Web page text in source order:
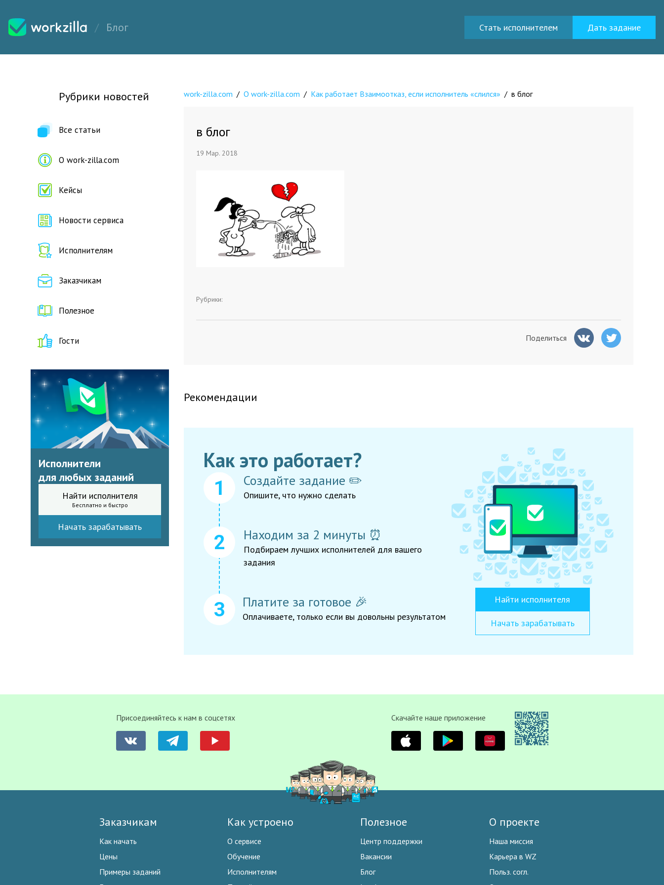
Блог Стать исполнителем Дать задание
Рубрики новостей
Все статьи
О work-zilla.com
Кейсы
Новости сервиса
Исполнителям
Заказчикам
Полезное
Гости
Исполнители
для любых заданий
Найти исполнителя
Бесплатно и быстро
Начать зарабатывать
work-zilla.com / О work-zilla.com / Как работает Взаимоотказ, если исполнитель «слился» / в блог
в блог
19 Мар. 2018
Рубрики:
Поделиться
Рекомендации
Как это работает?
Создайте задание ✏️
Опишите, что нужно сделать
Находим за 2 минуты ⏰
Подбираем лучших исполнителей для вашего
задания
Платите за готовое 🎉
Оплачиваете, только если вы довольны результатом
Найти исполнителя
Начать зарабатывать
Присоединяйтесь к нам в соцсетях Скачайте наше приложение
Заказчикам
Как начать
Цены
Примеры заданий
Как устроено
О сервисе
Обучение
Исполнителям
Полезное
Центр поддержки
Вакансии
Блог
О проекте
Наша миссия
Карьера в WZ
Польз. согл.